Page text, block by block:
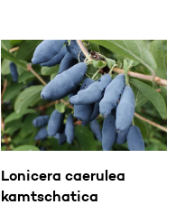
Lonicera caerulea
kamtschatica